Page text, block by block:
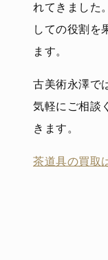
れてきました
しての役割を
ます。
古美術永澤で
気軽にご相談
きます。
茶道具の買取